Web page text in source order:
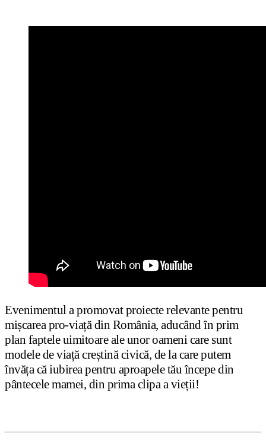
Evenimentul a promovat proiecte relevante pentru
mișcarea pro-viață din România, aducând în prim
plan faptele uimitoare ale unor oameni care sunt
modele de viață creștină civică, de la care putem
învăța că iubirea pentru aproapele tău începe din
pântecele mamei, din prima clipa a vieții!